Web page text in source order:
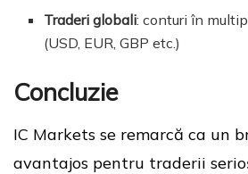
Traderi globali: conturi în
(USD, EUR, GBP etc.)
Concluzie
IC Markets se remarcă ca un
avantajos pentru traderii